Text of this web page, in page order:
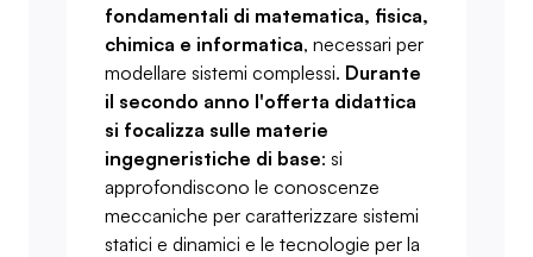
fondamentali di matematica, fisica,
chimica e informatica, necessari per
modellare sistemi complessi. Durante
il secondo anno l'offerta didattica
si focalizza sulle materie
ingegneristiche di base: si
approfondiscono le conoscenze
meccaniche per caratterizzare sistemi
statici e dinamici e le tecnologie per la